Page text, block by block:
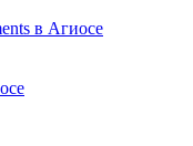
в Агиосе